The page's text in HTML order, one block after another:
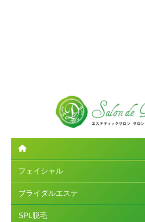
フェイシャル
ブライダルエステ
SPL脱毛